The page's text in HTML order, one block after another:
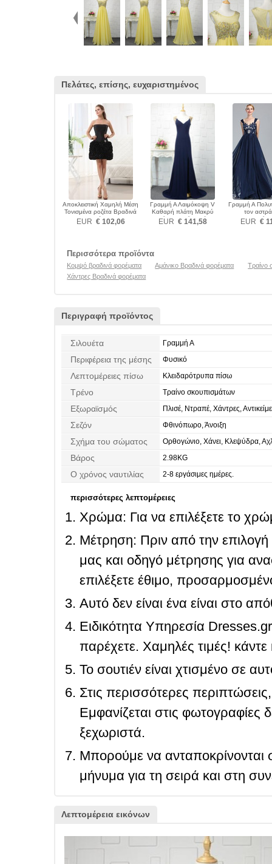
Πελάτες, επίσης, ευχαριστημένος
Αποκλειστική Χαμηλή Μέση
Τονισμένα ροζέτα Βραδινά
φορέματα
EUR € 102,06
Γραμμή Α Λαιμόκοψη V
Καθαρή πλάτη Μακρύ
Φυσικό Βραδινά φορέματα
EUR € 141,58
Γραμμή Α
τον
Διακοσμητικά
Βραδινά
EUR €
Περισσότερα προϊόντα
Κομψό βραδινά φορέματα Αμάνικο Βραδινά φορέματα
Τραίνο
Χάντρες Βραδινά φορέματα
Περιγραφή προϊόντος
Σιλουέτα Γραμμή Α
Περιφέρεια της μέσης Φυσικό
Λεπτομέρειες πίσω Κλειδαρότρυπα πίσω
Τρένο Τραίνο σκουπισμάτων
Εξωραϊσμός
Πλισέ, Ντραπέ, Χάντρες,
συλλεχθεί, Κρυστάλλινη
Σεζόν Φθινόπωρο, Άνοιξη
Σχήμα του σώματος Ορθογώνιο, Χάνει, Κλεψύδρα,
Βάρος 2.98KG
Ο χρόνος ναυτιλίας 2-8 εργάσιμες ημέρες.
περισσότερες λεπτομέρειες
Χρώμα: Για να επιλέξετε το
Μέτρηση: Πριν από την
μας και οδηγό μέτρησης για
επιλέξετε έθιμο,
Αυτό δεν είναι ένα είναι στο
Ειδικότητα Υπηρεσία
παρέχετε. Χαμηλές τιμές! κάντε
Το σουτιέν είναι χτισμένο σε
Στις περισσότερες
Εμφανίζεται στις φωτογραφίες
ξεχωριστά.
Μπορούμε να ανταποκρίνονται
μήνυμα για τη σειρά και στη
Λεπτομέρεια εικόνων